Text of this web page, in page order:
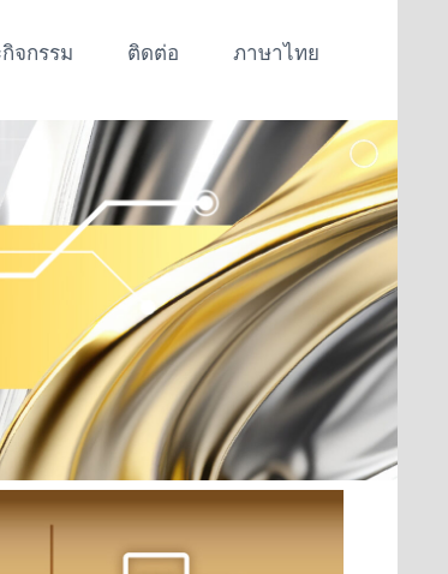
จกรรม ติดต่อ ภาษาไทย